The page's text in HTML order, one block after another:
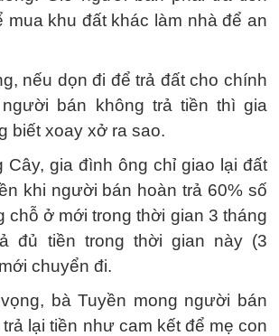
mua khu đất khác làm nhà để an
nếu dọn đi để trả đất cho chính
bán không trả tiền thì gia
biết xoay xở ra sao.
Cây, gia đình ông chỉ giao lại đất
khi người bán hoàn trả 60% số
chỗ ở mới trong thời gian 3 tháng
đủ tiền trong thời gian này (3
chuyển đi.
bà Tuyền mong người bán
lại tiền như cam kết để mẹ con